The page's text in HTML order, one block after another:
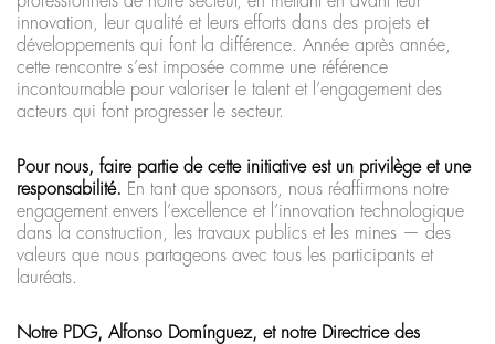
innovation, leur qualité et leurs efforts dans des projets et
développements qui font la différence. Année après année,
cette rencontre s’est imposée comme une référence
incontournable pour valoriser le talent et l’engagement des
acteurs qui font progresser le secteur.
Pour nous, faire partie de cette initiative est un privilège et une
responsabilité. En tant que sponsors, nous réaffirmons notre
engagement envers l’excellence et l’innovation technologique
dans la construction, les travaux publics et les mines — des
valeurs que nous partageons avec tous les participants et
lauréats.
Notre PDG, Alfonso Domínguez, et notre Directrice des